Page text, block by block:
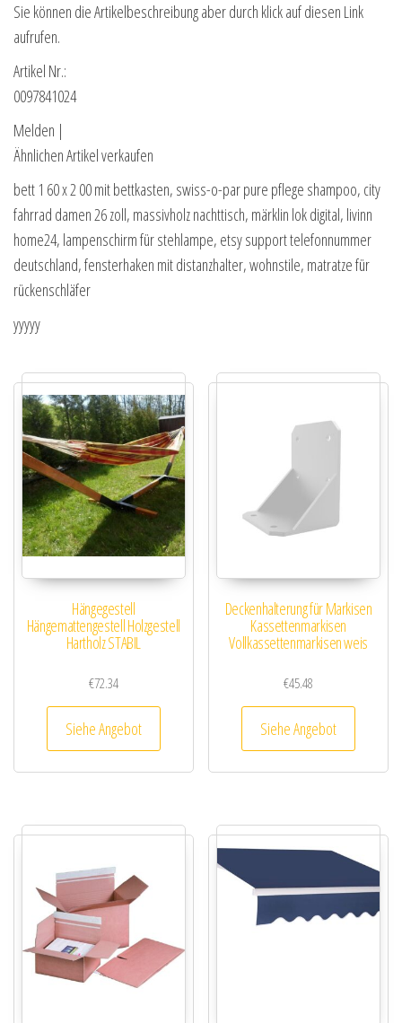
Sie können die Artikelbeschreibung aber durch klick auf diesen Link
aufrufen.
Artikel Nr.:
0097841024
Melden |
Ähnlichen Artikel verkaufen
bett 1 60 x 2 00 mit bettkasten, swiss-o-par pure pflege shampoo, city
fahrrad damen 26 zoll, massivholz nachttisch, märklin lok digital, livinn
home24, lampenschirm für stehlampe, etsy support telefonnummer
deutschland, fensterhaken mit distanzhalter, wohnstile, matratze für
rückenschläfer
yyyyy
Hängegestell
Hängemattengestell Holzgestell
Hartholz STABIL
€72.34
Siehe Angebot
Deckenhalterung für Markisen
Kassettenmarkisen
Vollkassettenmarkisen weis
€45.48
Siehe Angebot